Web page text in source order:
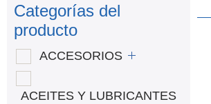
Categorías del
producto
ACCESORIOS
ACEITES Y LUBRICANTES